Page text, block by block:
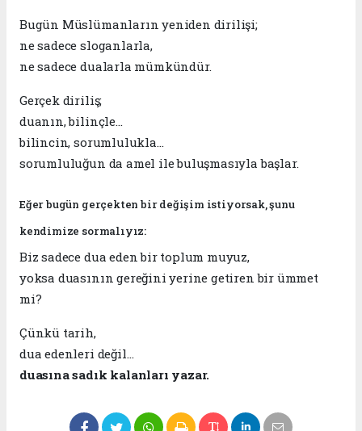
Bugün Müslümanların yeniden dirilişi;
ne sadece sloganlarla,
ne sadece dualarla mümkündür.
Gerçek diriliş;
duanın, bilinçle…
bilincin, sorumlulukla…
sorumluluğun da amel ile buluşmasıyla başlar.
Eğer bugün gerçekten bir değişim istiyorsak, şunu
kendimize sormalıyız:
Biz sadece dua eden bir toplum muyuz,
yoksa duasının gereğini yerine getiren bir ümmet
mi?
Çünkü tarih,
dua edenleri değil…
duasına sadık kalanları yazar.